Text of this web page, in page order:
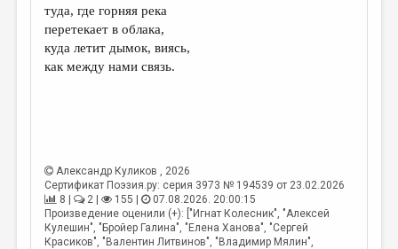
РЕДКОЛЛЕГИЯ
ЛИТЕРАТУРОВЕДЕНИЕ
КУЛЬТУРОВЕДЕНИЕ
ПУБЛИЦИСТИКА
туда, где горняя река
перетекает в облака,
куда летит дымок, виясь,
как между нами связь.
Александр Куликов , 2026
Сертификат Поэзия.ру: серия 3973 № 194539 от 23.02.2026
8 |
2 | 155 |
07.08.2026. 20:00:15
Произведение оценили (+): ["Игнат Колесник", "Алексей
Кулешин", "Бройер Галина", "Елена Ханова", "Сергей
Красиков", "Валентин Литвинов", "Владимир Мялин",